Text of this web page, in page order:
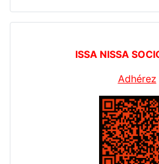
ISSA NISSA
Adhérez